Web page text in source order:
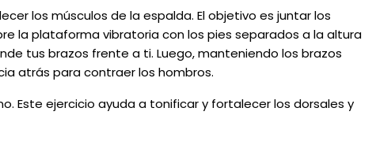
los músculos de la espalda. El objetivo es juntar los
la plataforma vibratoria con los pies separados a la altura
tus brazos frente a ti. Luego, manteniendo los brazos
atrás para contraer los hombros.
Este ejercicio ayuda a tonificar y fortalecer los dorsales y